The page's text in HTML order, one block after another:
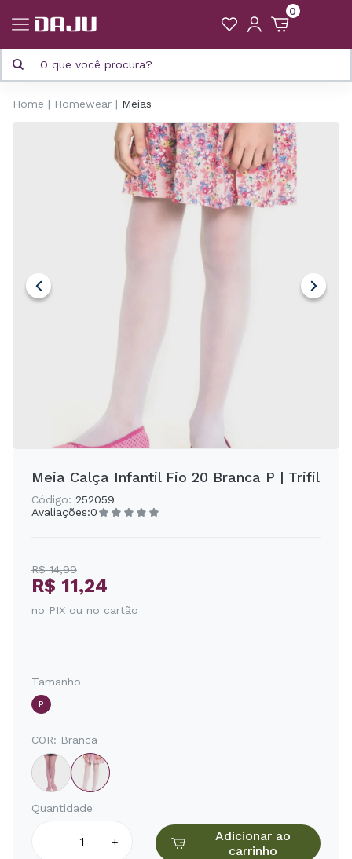
0
Home Homewear Meias
Meia Calça Infantil Fio 20 Branca P | Trifil
Código: 252059
Avaliações:0
R$ 14,99
R$ 11,24
no PIX ou no cartão
Tamanho
P
COR: Branca
Quantidade
- +
Adicionar ao
carrinho